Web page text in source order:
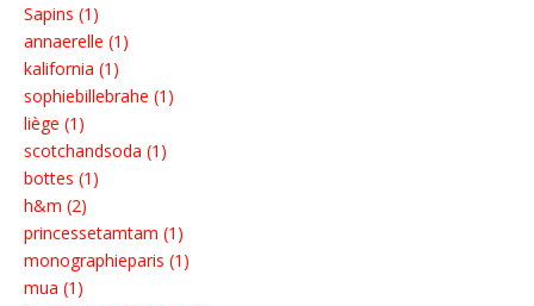
Sapins (1)
annaerelle (1)
kalifornia (1)
sophiebillebrahe (1)
liège (1)
scotchandsoda (1)
bottes (1)
h&m (2)
princessetamtam (1)
monographieparis (1)
mua (1)